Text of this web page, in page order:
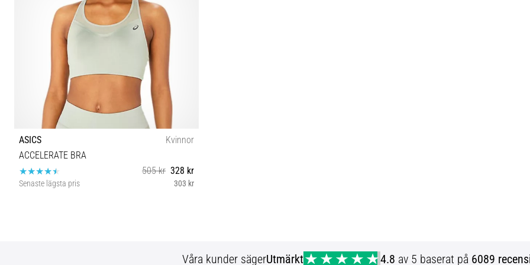
ASICS
Kvinnor
ACCELERATE BRA
505 kr 328 kr
Senaste lägsta pris 303 kr
Våra kunder sägerUtmärkt 4.8 av 5 baserat på 6089